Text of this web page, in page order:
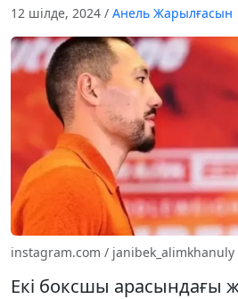
12 шілде, 2024 / Анель Жарылғасын
instagram.com / janibek_alimkhanuly
Екі боксшы арасындағы